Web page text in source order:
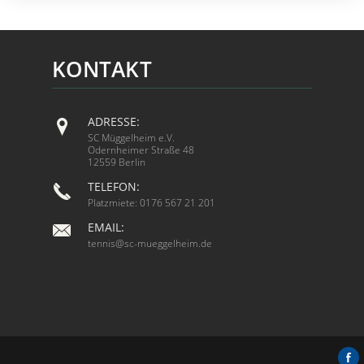
KONTAKT
ADRESSE:
SC Müggelheim e.V.
Odernheimer Straße 48
12559 Berlin
TELEFON:
Platzmiete: 0176 567 21 201
EMAIL:
tennis@sc-mueggelheim.de